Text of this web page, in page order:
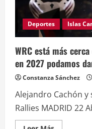
Deportes Islas
WRC está más
en 2027 podamos
Constanza Sánchez
Alejandro Cachón
Rallies MADRID 22